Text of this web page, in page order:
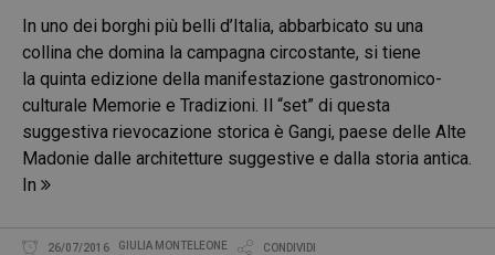
In uno dei borghi più belli d’Italia, abbarbicato su una
collina che domina la campagna circostante, si tiene
la quinta edizione della manifestazione gastronomico-
culturale Memorie e Tradizioni. Il “set” di questa
suggestiva rievocazione storica è Gangi, paese delle Alte
Madonie dalle architetture suggestive e dalla storia antica.
In
26/07/2016 GIULIA MONTELEONE CONDIVIDI